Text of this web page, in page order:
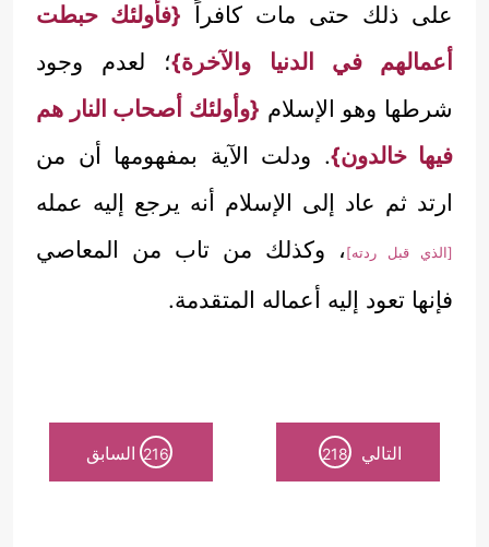
على ذلك حتى مات كافراً {فأولئك حبطت
أعمالهم في الدنيا والآخرة}؛ لعدم وجود
شرطها وهو الإسلام {وأولئك أصحاب النار هم
فيها خالدون}. ودلت الآية بمفهومها أن من
ارتد ثم عاد إلى الإسلام أنه يرجع إليه عمله
[الذي قبل ردته]، وكذلك من تاب من المعاصي
فإنها تعود إليه أعماله المتقدمة.
التالي 218
216 السابق